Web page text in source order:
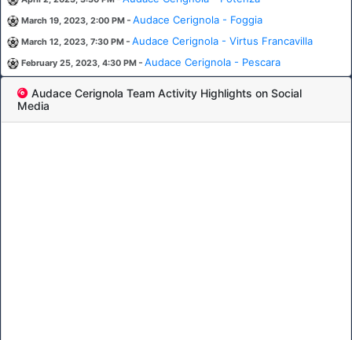
March 19, 2023, 2:00 PM -Audace Cerignola - Foggia
March 12, 2023, 7:30 PM -Audace Cerignola - Virtus Francavilla
February 25, 2023, 4:30 PM -Audace Cerignola - Pescara
Audace Cerignola Team Activity Highlights on Social
Media